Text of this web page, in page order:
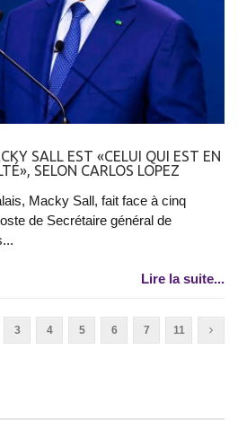
SALL EST «CELUI QUI EST EN
SELON CARLOS LOPEZ
Macky Sall, fait face à cinq
de Secrétaire général de
Lire la suite...
3 4 5 6 7 11